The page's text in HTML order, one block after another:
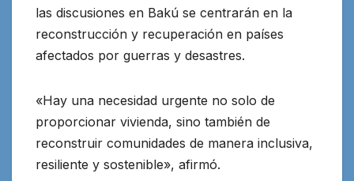
las discusiones en Bakú se centrarán en la
reconstrucción y recuperación en países
afectados por guerras y desastres.
«Hay una necesidad urgente no solo de
proporcionar vivienda, sino también de
reconstruir comunidades de manera inclusiva,
resiliente y sostenible», afirmó.